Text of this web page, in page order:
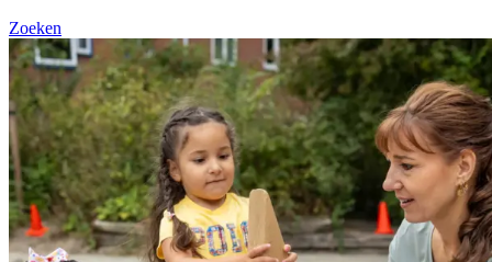
Zoeken